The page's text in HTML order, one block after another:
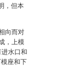
，但本
向而对
，上模
水口和
座和下